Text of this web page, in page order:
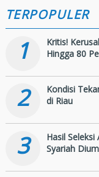
TERPOPULER
1
Kritis!
Hingga 80
2
Kondisi
di Riau
3
Hasil
Syariah